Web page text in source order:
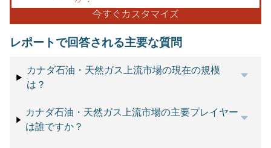
レポートで回答される主要な質問
カナダ石油・天然ガス上流市場の現在の規模
は？
カナダ石油・天然ガス上流市場の主要プレイヤー
は誰ですか？